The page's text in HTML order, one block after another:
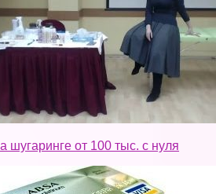
шугаринге от 100 тыс. с нуля